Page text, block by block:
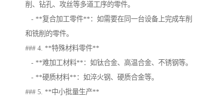
削、钻孔、攻丝等多道工序的零件。
- **复合加工零件**：如需要在同一台设备上完成车削
和铣削的零件。
### 4. **特殊材料零件**
- **难加工材料**：如钛合金、高温合金、不锈钢等。
- **硬质材料**：如淬火钢、硬质合金等。
### 5. **中小批量生产**